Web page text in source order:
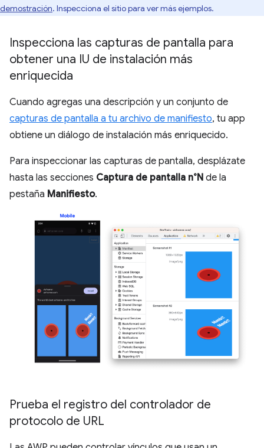
demostración. Inspecciona el sitio para ver más ejemplos.
Inspecciona las capturas de pantalla para
obtener una IU de instalación más
enriquecida
Cuando agregas una descripción y un conjunto de
capturas de pantalla a tu archivo de manifiesto, tu app
obtiene un diálogo de instalación más enriquecido.
Para inspeccionar las capturas de pantalla, desplázate
hasta las secciones Captura de pantalla n°N de la
pestaña Manifiesto.
Prueba el registro del controlador de
protocolo de URL